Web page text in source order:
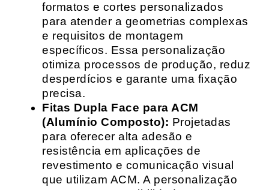
formatos e cortes personalizados
para atender a geometrias complexas
e requisitos de montagem
específicos. Essa personalização
otimiza processos de produção, reduz
desperdícios e garante uma fixação
precisa.
Fitas Dupla Face para ACM
(Alumínio Composto): Projetadas
para oferecer alta adesão e
resistência em aplicações de
revestimento e comunicação visual
que utilizam ACM. A personalização